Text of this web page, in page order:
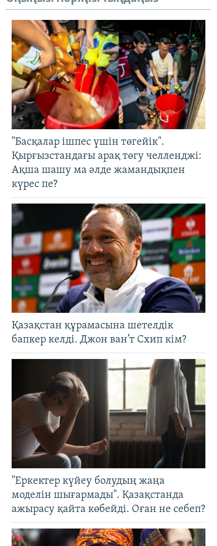
"Басқалар ішпес үшін төгейік".
Қырғызстандағы арақ төгу челленджі:
Ақша шашу ма әлде жамандықпен
күрес пе?
Қазақстан құрамасына шетелдік
бапкер келді. Джон ван’т Схип кім?
"Еркектер күйеу болудың жаңа
моделін шығармады". Қазақстанда
ажырасу қайта көбейді. Оған не себеп?